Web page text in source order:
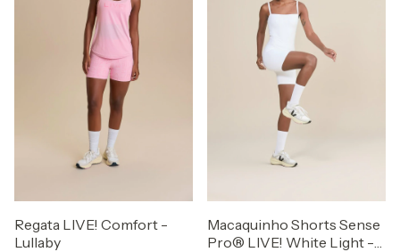
Regata LIVE! Comfort -
Lullaby
Macaquinho Shorts Sense
Pro® LIVE! White Light -